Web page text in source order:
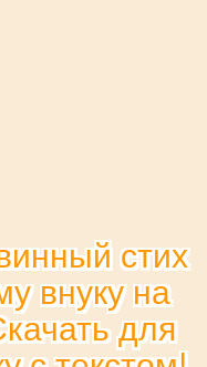
стих
внуку на
для